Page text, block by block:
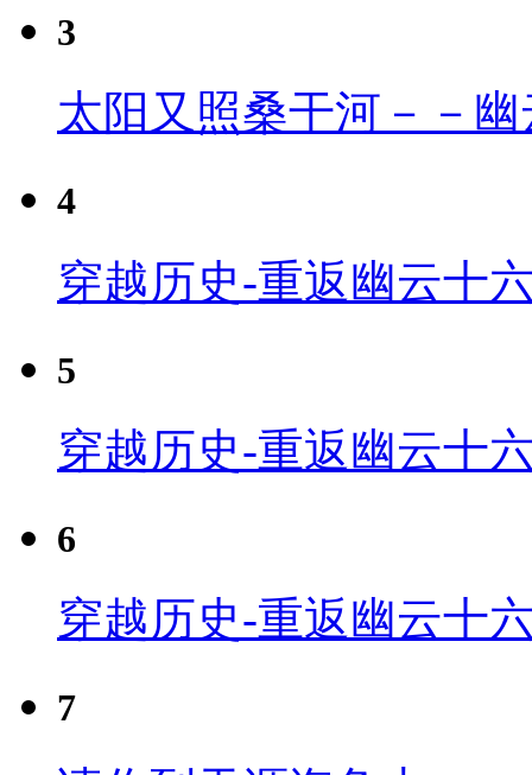
3
太阳又照桑干河－－
4
穿越历史-重返幽云十
5
穿越历史-重返幽云十
6
穿越历史-重返幽云十
7